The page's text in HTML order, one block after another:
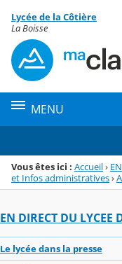
Menu de la rubrique
Contenu
Lycée de la Côtière
La Boisse
MENU
Vous êtes ici : Accueil›
et Infos administratives›
EN DIRECT DU LYCEE
Le lycée dans la presse